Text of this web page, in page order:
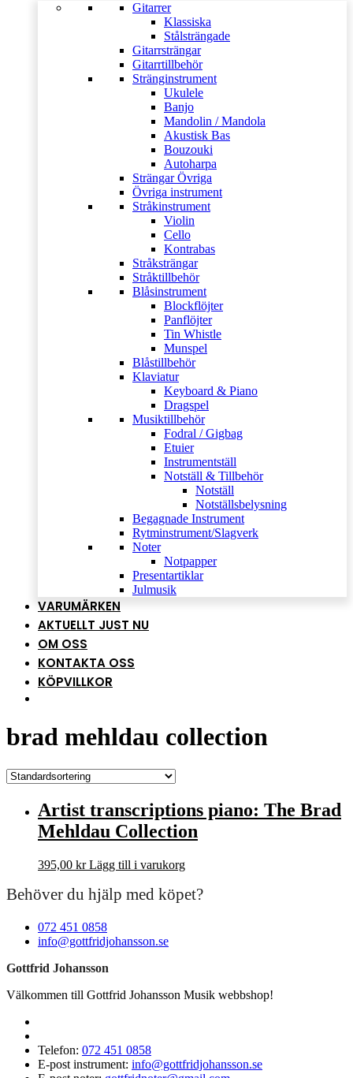
Gitarrer
Klassiska
Stålsträngade
Gitarrsträngar
Gitarrtillbehör
Stränginstrument
Ukulele
Banjo
Mandolin / Mandola
Akustisk Bas
Bouzouki
Autoharpa
Strängar Övriga
Övriga instrument
Stråkinstrument
Violin
Cello
Kontrabas
Stråksträngar
Stråktillbehör
Blåsinstrument
Blockflöjter
Panflöjter
Tin Whistle
Munspel
Blåstillbehör
Klaviatur
Keyboard & Piano
Dragspel
Musiktillbehör
Fodral / Gigbag
Etuier
Instrumentställ
Notställ & Tillbehör
Notställ
Notställsbelysning
Begagnade Instrument
Rytminstrument/Slagverk
Noter
Notpapper
Presentartiklar
Julmusik
VARUMÄRKEN
AKTUELLT JUST NU
OM OSS
KONTAKTA OSS
KÖPVILLKOR
brad mehldau collection
Artist transcriptions piano: The Brad
Mehldau Collection
395,00 kr Lägg till i varukorg
Behöver du hjälp med köpet?
072 451 0858
info@gottfridjohansson.se
Gottfrid Johansson
Välkommen till Gottfrid Johansson Musik webbshop!
Telefon: 072 451 0858
E-post instrument: info@gottfridjohansson.se